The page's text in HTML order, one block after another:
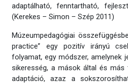
adaptálható, fenntartható,
(Kerekes – Simon – Szép 2011)
Múzeumpedagógiai
practice” egy pozitív irányú
folyamat, egy módszer, amelynek
sikeresség, a mások által és más
adaptáció, azaz a